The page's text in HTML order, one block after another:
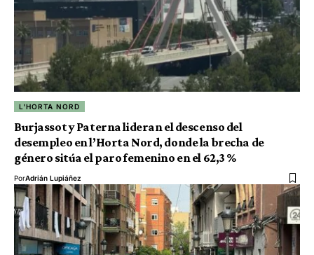
L'HORTA NORD
Burjassot y Paterna lideran el descenso del
desempleo en l’Horta Nord, donde la brecha de
género sitúa el paro femenino en el 62,3 %
PorAdrián Lupiáñez